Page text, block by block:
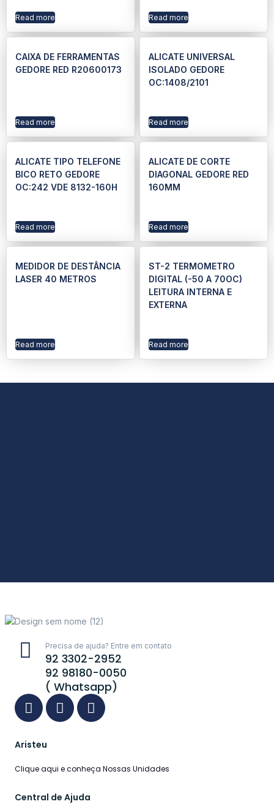
Read more Read more
CAIXA DE FERRAMENTAS
GEDORE RED R20600173
Read more
ALICATE UNIVERSAL
ISOLADO GEDORE
OC:1408/2101
Read more
ALICATE TIPO TELEFONE
BICO RETO GEDORE
OC:242 VDE 8132-160H
Read more
ALICATE DE CORTE
DIAGONAL GEDORE RED
160MM
Read more
MEDIDOR DE DESTÂNCIA
LASER 40 METROS
Read more
ST-2 TERMOMETRO
DIGITAL (-50 A 70OC)
LEITURA INTERNA E
EXTERNA
Read more
Precisa de ajuda? Entre em contato
92 3302-2952
92 98180-0050
( Whatsapp)
Aristeu
Clique aqui e conheça Nossas Unidades
Central de Ajuda